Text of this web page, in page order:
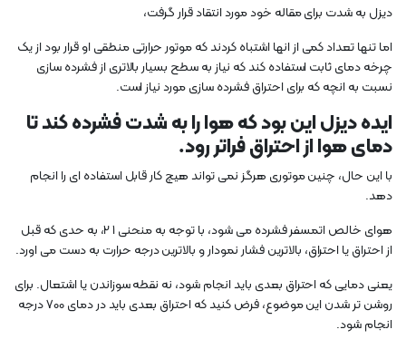
دیزل به شدت برای مقاله خود مورد انتقاد قرار گرفت،
اما تنها تعداد کمی از انها اشتباه کردند که موتور حرارتی منطقی او قرار بود از یک
چرخه دمای ثابت استفاده کند که نیاز به سطح بسیار بالاتری از فشرده سازی
نسبت به انچه که برای احتراق فشرده سازی مورد نیاز است.
ایده دیزل این بود که هوا را به شدت فشرده کند تا
دمای هوا از احتراق فراتر رود.
با این حال، چنین موتوری هرگز نمی تواند هیچ کار قابل استفاده ای را انجام
دهد.
هوای خالص اتمسفر فشرده می شود، با توجه به منحنی 1 2، به حدی که قبل
از احتراق یا احتراق، بالاترین فشار نمودار و بالاترین درجه حرارت به دست می اورد.
یعنی دمایی که احتراق بعدی باید انجام شود، نه نقطه سوزاندن یا اشتعال. برای
روشن تر شدن این موضوع، فرض کنید که احتراق بعدی باید در دمای 700 درجه
انجام شود.